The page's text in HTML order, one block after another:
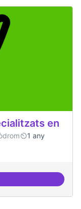
en
1 any
recerca